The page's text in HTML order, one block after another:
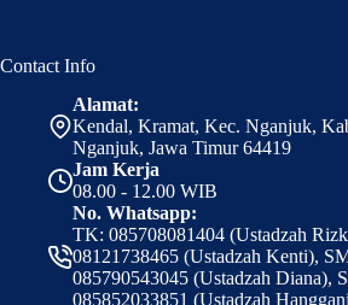
Contact Info
Alamat:
Kendal, Kramat, Kec. Nganjuk,
Nganjuk, Jawa Timur 64419
Jam Kerja
08.00 - 12.00 WIB
No. Whatsapp:
TK: 085708081404 (Ustadzah
08121738465 (Ustadzah Kenti),
085790543045 (Ustadzah Diana),
085852033851 (Ustadzah